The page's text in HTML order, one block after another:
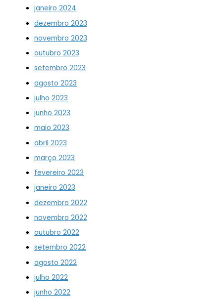
janeiro 2024
dezembro 2023
novembro 2023
outubro 2023
setembro 2023
agosto 2023
julho 2023
junho 2023
maio 2023
abril 2023
março 2023
fevereiro 2023
janeiro 2023
dezembro 2022
novembro 2022
outubro 2022
setembro 2022
agosto 2022
julho 2022
junho 2022